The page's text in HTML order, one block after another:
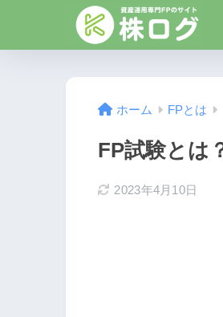
ホーム FPとは
FP試験とは
2023年4月10日